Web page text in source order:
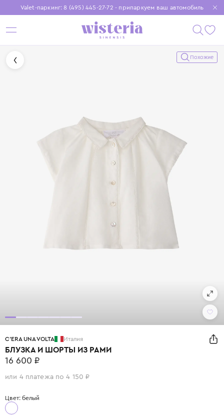
Valet-паркинг: 8 (495) 445-27-72 - припаркуем ваш автомобиль
Бесплатная доставка при заказе от 15 000 ₽
Установите приложение, чтобы покупки были еще удобнее
Похожие
C'ERA UNA VOLTA Италия
БЛУЗКА И ШОРТЫ ИЗ РАМИ
16 600 ₽
или 4 платежа по 4 150 ₽
Цвет: белый